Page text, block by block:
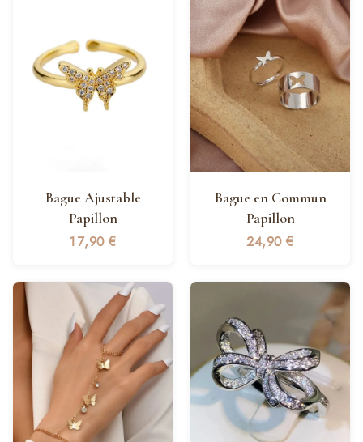
Bague Ajustable
Papillon
17,90€
Bague en Commun
Papillon
24,90€